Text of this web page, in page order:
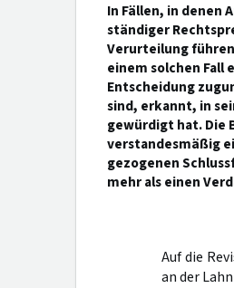
In Fällen, in denen
ständiger
Verurteilung
einem solchen Fall
Entscheidung
sind, erkannt, in
gewürdigt hat. Die
verstandesmäßig
gezogenen
mehr als einen
Auf die
an der